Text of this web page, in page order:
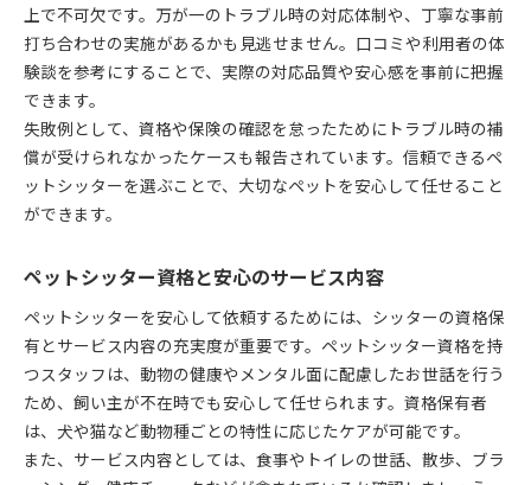
上で不可欠です。万が一のトラブル時の対応体制や、丁寧な事前
打ち合わせの実施があるかも見逃せません。口コミや利用者の体
験談を参考にすることで、実際の対応品質や安心感を事前に把握
できます。
失敗例として、資格や保険の確認を怠ったためにトラブル時の補
償が受けられなかったケースも報告されています。信頼できるペ
ットシッターを選ぶことで、大切なペットを安心して任せること
ができます。
ペットシッター資格と安心のサービス内容
ペットシッターを安心して依頼するためには、シッターの資格保
有とサービス内容の充実度が重要です。ペットシッター資格を持
つスタッフは、動物の健康やメンタル面に配慮したお世話を行う
ため、飼い主が不在時でも安心して任せられます。資格保有者
は、犬や猫など動物種ごとの特性に応じたケアが可能です。
また、サービス内容としては、食事やトイレの世話、散歩、ブラ